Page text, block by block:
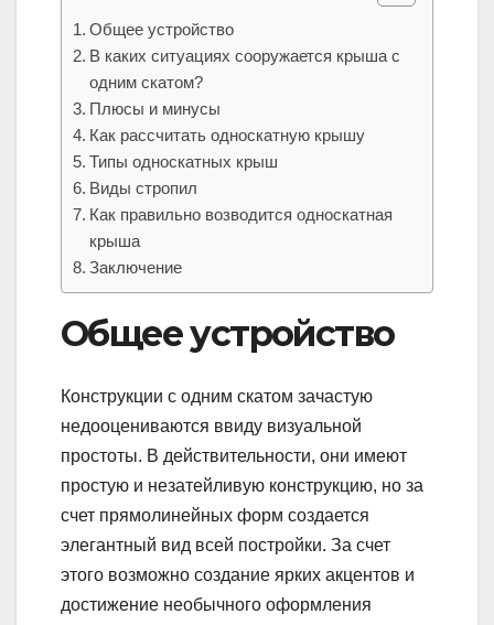
Общее устройство
В каких ситуациях сооружается крыша с
одним скатом?
Плюсы и минусы
Как рассчитать односкатную крышу
Типы односкатных крыш
Виды стропил
Как правильно возводится односкатная
крыша
Заключение
Общее устройство
Конструкции с одним скатом зачастую
недооцениваются ввиду визуальной
простоты. В действительности, они имеют
простую и незатейливую конструкцию, но за
счет прямолинейных форм создается
элегантный вид всей постройки. За счет
этого возможно создание ярких акцентов и
достижение необычного оформления